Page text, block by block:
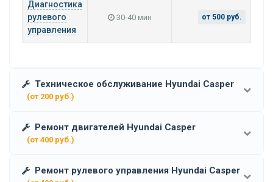
Диагностика
рулевого
управления
30-40 мин от 500 руб.
Техническое обслуживание Hyundai Casper
(от 200 руб.)
Ремонт двигателей Hyundai Casper
(от 400 руб.)
Ремонт рулевого управления Hyundai Casper